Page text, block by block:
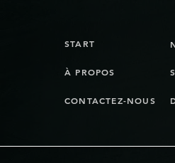
START
À PROPOS
CONTACTEZ-NOUS